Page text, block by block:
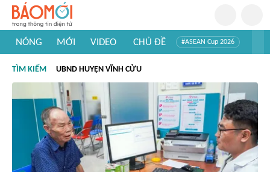
NÓNG MỚI VIDEO CHỦ ĐỀ #ASEAN Cup 2026
#Khám phá Việt Nam
#Khám phá thế giới
TÌM KIẾM UBND HUYỆN VĨNH CỬU